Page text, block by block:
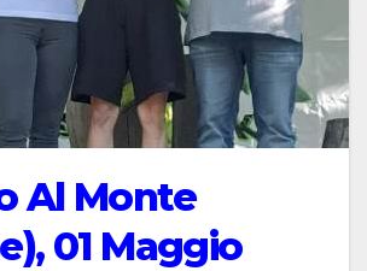
Al Monte
01 Maggio